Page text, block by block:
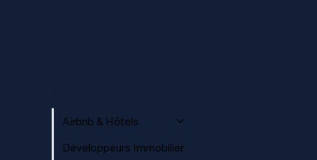
Airbnb & Hôtels
Développeurs Immobilier